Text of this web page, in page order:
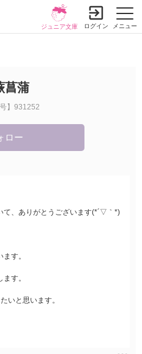
メニュー
ジュニア文庫 ログイン
菖蒲
号】931252
ロー
て、ありがとうございます(*´▽｀*)
す。
す。
いと思います。